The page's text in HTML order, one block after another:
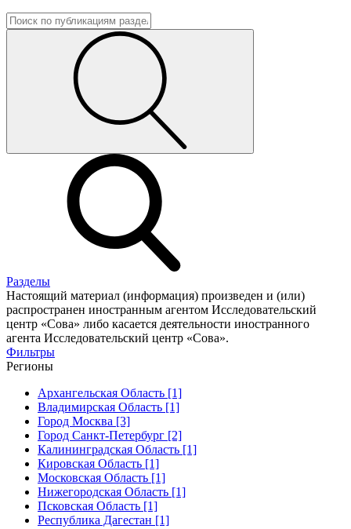
Разделы
Настоящий материал (информация) произведен и (или)
распространен иностранным агентом Исследовательский
центр «Сова» либо касается деятельности иностранного
агента Исследовательский центр «Сова».
Фильтры
Регионы
Архангельская Область [1]
Владимирская Область [1]
Город Москва [3]
Город Санкт-Петербург [2]
Калининградская Область [1]
Кировская Область [1]
Московская Область [1]
Нижегородская Область [1]
Псковская Область [1]
Республика Дагестан [1]